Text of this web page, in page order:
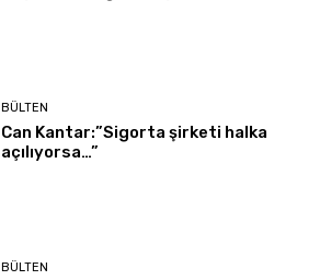
BÜLTEN
Can Kantar:”Sigorta şirketi halka
açılıyorsa…”
BÜLTEN